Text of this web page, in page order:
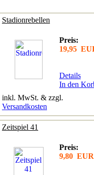
Stadionrebellen
Preis:
19,95
Details
In den
inkl. MwSt. & zzgl.
Versandkosten
Zeitspiel 41
Preis:
9,80 EUR